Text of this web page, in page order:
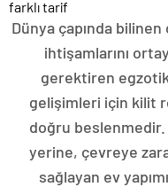
Dünya çapında
ihtişamlarını
gerektiren
gelişimleri için kilit
doğru
yerine, çevreye
sağlayan ev